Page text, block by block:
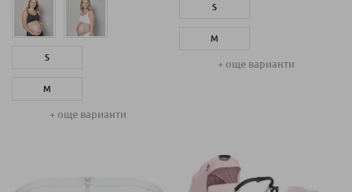
S
M
+ още варианти
S
M
+ още варианти